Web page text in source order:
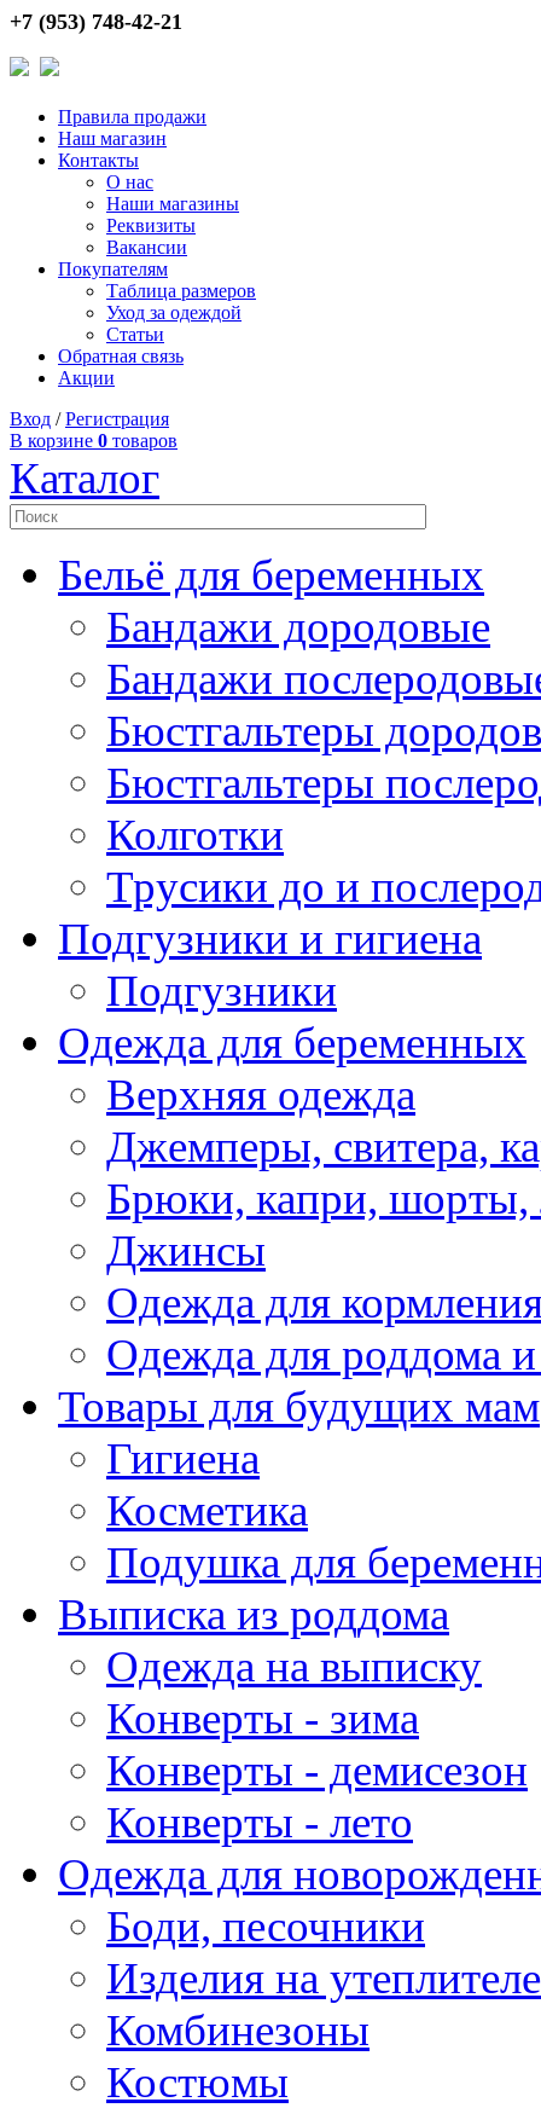
+7 (953) 748-42-21
Правила продажи
Наш магазин
Контакты
О нас
Наши магазины
Реквизиты
Вакансии
Покупателям
Таблица размеров
Уход за одеждой
Статьи
Обратная связь
Акции
Вход /Регистрация
В корзине 0 товаров
Каталог
Бельё для беременных
Бандажи дородовые
Бандажи
Бюстгальтеры
Бюстгальтеры
Колготки
Трусики до и
Подгузники и гигиена
Подгузники
Одежда для беременных
Верхняя одежда
Джемперы, свитера,
Брюки, капри, шорты,
Джинсы
Одежда для
Одежда для роддома
Товары для будущих мам
Гигиена
Косметика
Подушка для
Выписка из роддома
Одежда на выписку
Конверты - зима
Конверты - демисезон
Конверты - лето
Одежда для
Боди, песочники
Изделия на утеплителе
Комбинезоны
Костюмы